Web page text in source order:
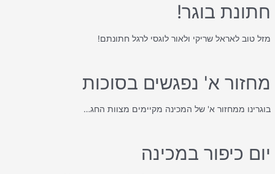
חתונת בוגר!
מזל טוב לאראל שריקי ולאור לוגסי לרגל חתונתם!
מחזור א' נפגשים בסוכות
בוגרינו ממחזור א' של המכינה מקיימים מצוות החג…
יום כיפור במכינה